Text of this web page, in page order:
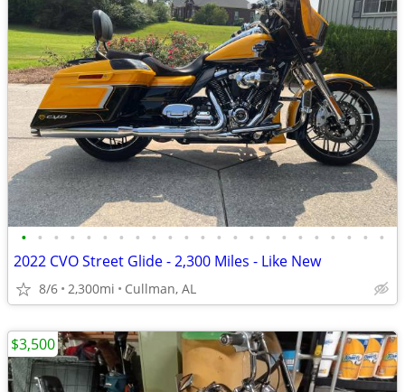
• • • • • • • • • • • • • • • • • • • • • • •
2022 CVO Street Glide - 2,300 Miles - Like New
8/6 2,300mi Cullman, AL
$3,500